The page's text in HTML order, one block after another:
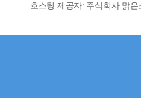
호스팅 제공자: 주식회사 맑은